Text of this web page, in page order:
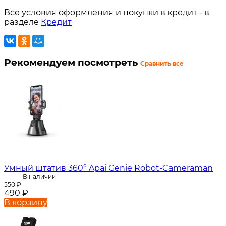
Все условия оформления и покупки в кредит - в
разделе Кредит
Рекомендуем посмотреть Сравнить все
Умный штатив 360° Apai Genie Robot-Cameraman
В наличии
550 ₽
490 ₽
В корзину